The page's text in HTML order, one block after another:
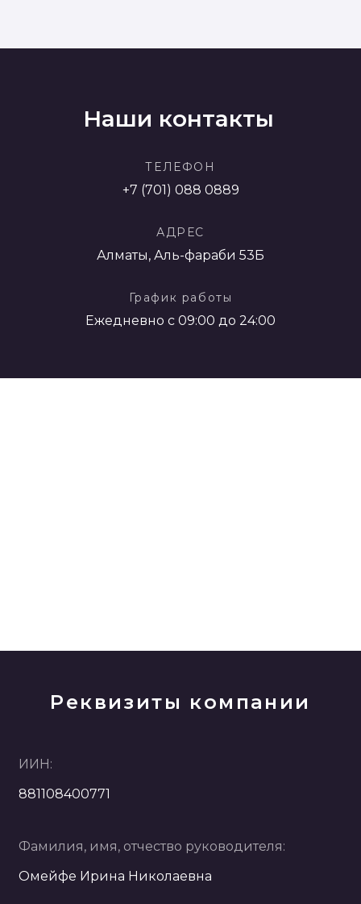
Наши контакты
ТЕЛЕФОН
+7 (701) 088 0889
АДРЕС
Алматы, Аль-фараби 53Б
График работы
Ежедневно с 09:00 до 24:00
Реквизиты компании
ИИН:
881108400771
Фамилия, имя, отчество руководителя:
Омейфе Ирина Николаевна